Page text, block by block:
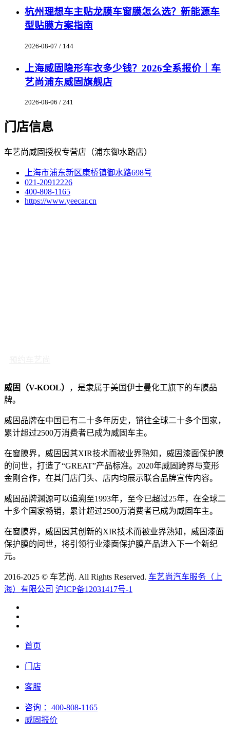
杭州理想车主贴龙膜车窗膜怎么选？新能源车
型贴膜方案指南
2026-08-07 / 144
上海威固隐形车衣多少钱？2026全系报价｜车
艺尚浦东威固旗舰店
2026-08-06 / 241
门店信息
车艺尚威固授权专营店（浦东御水路店）
上海市浦东新区康桥镇御水路698号
021-20912226
400-808-1165
https://www.yeecar.cn
威固（V-KOOL）
，是隶属于美国伊士曼化工旗下的车膜品
牌。
威固品牌在中国已有二十多年历史，销往全球二十多个国家，
累计超过2500万消费者已成为威固车主。
在窗膜界，威固因其XIR技术而被业界熟知，威固漆面保护膜
的问世，打造了“GREAT”产品标准。2020年威固跨界与变形
金刚合作，在其门店门头、店内均展示联合品牌宣传内容。
威固品牌渊源可以追溯至1993年，至今已超过25年，在全球二
十多个国家畅销，累计超过2500万消费者已成为威固车主。
在窗膜界，威固因其创新的XIR技术而被业界熟知，威固漆面
保护膜的问世，将引领行业漆面保护膜产品进入下一个新纪
元。
2016-2025 © 车艺尚. All Rights Reserved. 车艺尚汽车服务（上
海）有限公司 沪ICP备12031417号-1
首页
门店
客服
咨询 ：400-808-1165
威固报价